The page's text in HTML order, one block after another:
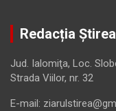
Redacția Știrea
Jud. Ialomiţa, Loc.
Strada Viilor, nr. 32
E-mail: